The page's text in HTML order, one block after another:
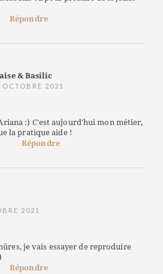
Répondre
& Basilic
OCTOBRE 2021
:) C'est aujourd'hui mon métier,
la pratique aide !
Répondre
2021
je vais essayer de reproduire
Répondre